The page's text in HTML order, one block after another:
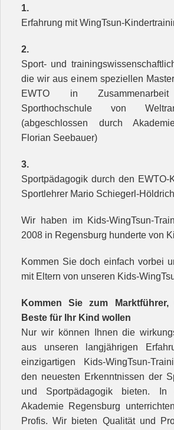
1.
Erfahrung mit WingTsun-
2.
Sport- und
die wir aus einem speziellen
EWTO in
Sporthochschule von
(abgeschlossen durch
Florian Seebauer)
3.
Sportpädagogik durch den EWTO-
Sportlehrer Mario Schiegerl-Höldrich
Wir haben im Kids-WingTsun-
2008 in Regensburg hunderte von
Kommen Sie doch einfach vorbei
mit Eltern von unseren Kids-
Kommen Sie zum
Beste für Ihr Kind wollen
Nur wir können Ihnen die
aus unseren langjährigen
einzigartigen Kids-WingTsun-
den neuesten Erkenntnissen der
und Sportpädagogik bieten. In
Akademie Regensburg
Profis. Wir bieten Qualität und